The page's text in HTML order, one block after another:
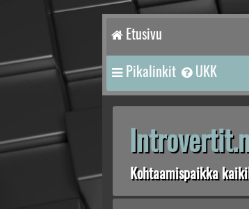
Etusivu
Pikalinkit UKK
Kohtaamispaikka